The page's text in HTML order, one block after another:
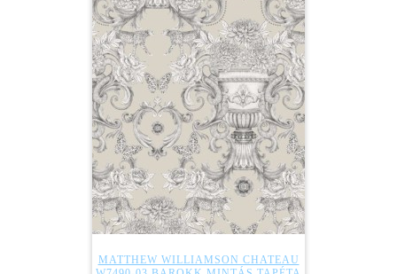
MATTHEW WILLIAMSON CHATEAU